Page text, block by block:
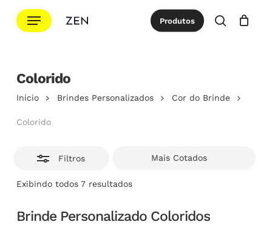
para
principal
Menu Produtos
procurar
Cotação Close
Colorido
Início Brindes Personalizados Cor do Brinde
Colorido
Filtros
Exibindo todos 7 resultadosClassificado
Brinde Personalizado Coloridos